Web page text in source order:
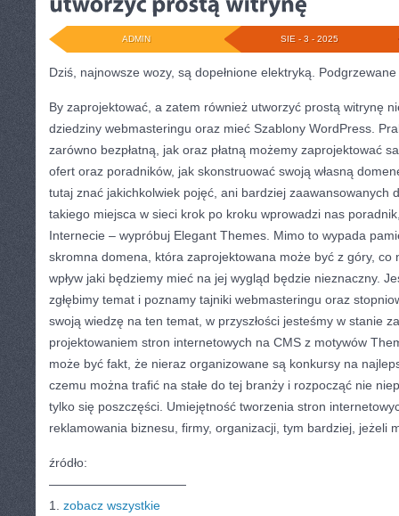
SIE - 3 - 2025
ADMIN
Dziś, najnowsze wozy, są dopełnione elektryką.
By zaprojektować, a zatem również utworzyć prostą witrynę
dziedziny webmasteringu oraz mieć Szablony WordPress.
zarówno bezpłatną, jak oraz płatną możemy zaprojektować
ofert oraz poradników, jak skonstruować swoją własną
tutaj znać jakichkolwiek pojęć, ani bardziej zaawansowanych
takiego miejsca w sieci krok po kroku wprowadzi nas
Internecie – wypróbuj Elegant Themes. Mimo to wypada
skromna domena, która zaprojektowana może być z góry, co
wpływ jaki będziemy mieć na jej wygląd będzie nieznaczny.
zgłębimy temat i poznamy tajniki webmasteringu oraz
swoją wiedzę na ten temat, w przyszłości jesteśmy w stanie
projektowaniem stron internetowych na CMS z motywów
może być fakt, że nieraz organizowane są konkursy na
czemu można trafić na stałe do tej branży i rozpocząć nie
tylko się poszczęści. Umiejętność tworzenia stron
reklamowania biznesu, firmy, organizacji, tym bardziej, jeżeli
źródło:
———————————
1. zobacz wszystkie